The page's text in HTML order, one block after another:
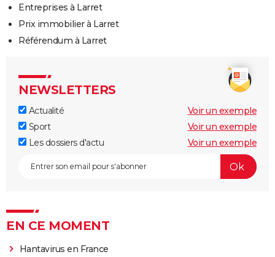
Entreprises à Larret
Prix immobilier à Larret
Référendum à Larret
NEWSLETTERS
Actualité
Voir un exemple
Sport
Voir un exemple
Les dossiers d'actu
Voir un exemple
EN CE MOMENT
Hantavirus en France